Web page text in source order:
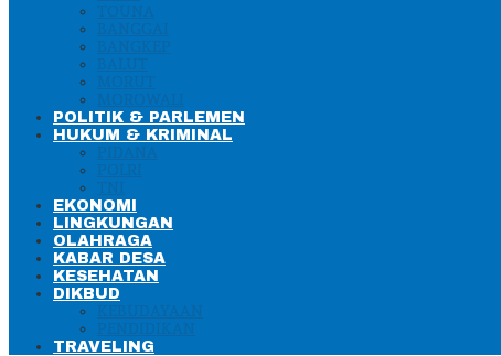
TOUNA
BANGGAI
BANGKEP
BALUT
MORUT
MOROWALI
POLITIK & PARLEMEN
HUKUM & KRIMINAL
PIDANA
POLRI
TNI
EKONOMI
LINGKUNGAN
OLAHRAGA
KABAR DESA
KESEHATAN
DIKBUD
KEBUDAYAAN
PENDIDIKAN
TRAVELING